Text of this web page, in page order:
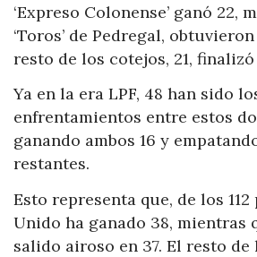
‘Expreso Colonense’ ganó 22,
‘Toros’ de Pedregal,
resto de los cotejos, 21,
Ya en la era LPF, 48 han sido
enfrentamientos entre estos
ganando ambos 16 y
restantes.
Esto representa que, de los
Unido ha ganado 38, mientras
salido airoso en 37. El resto de